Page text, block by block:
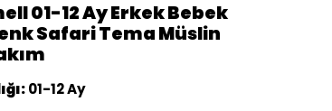
01-12 Ay Erkek Bebek
Safari Tema Müslin
01-12 Ay